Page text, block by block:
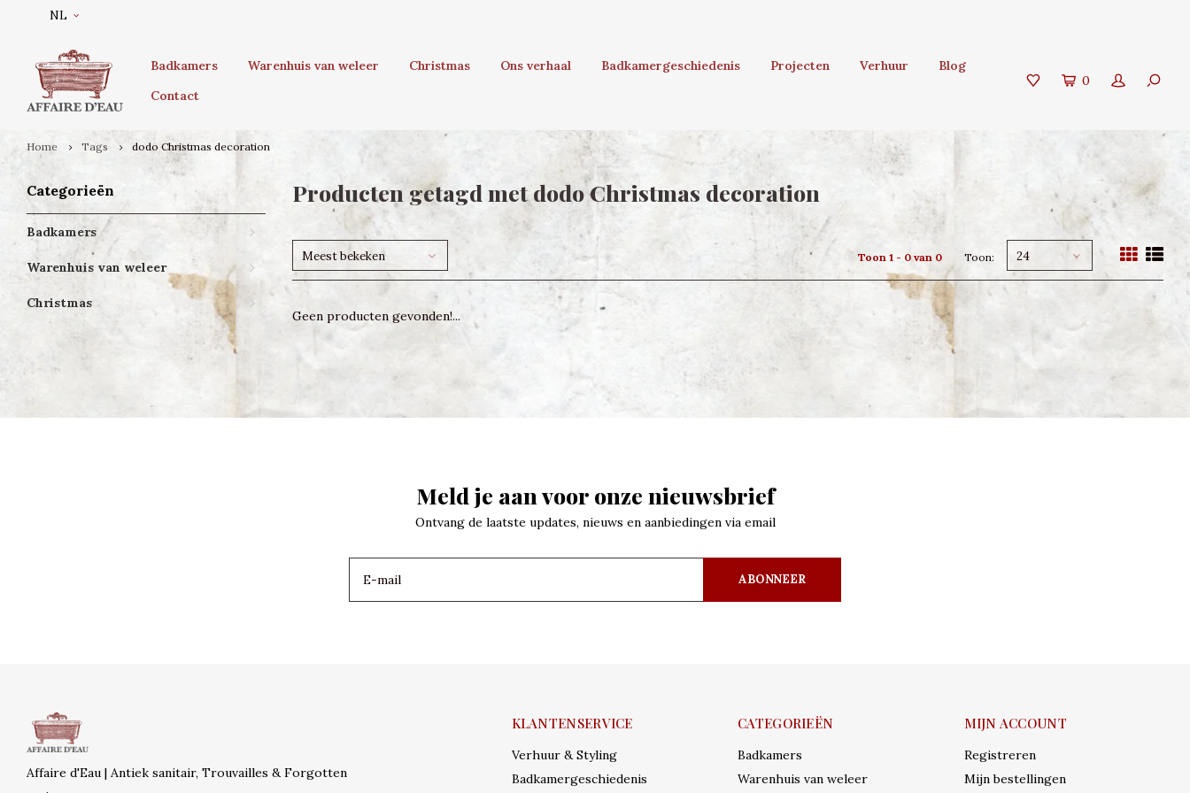
NL
Badkamers Warenhuis van weleer Christmas Ons verhaal Badkamergeschiedenis Projecten Verhuur
Blog
Contact
0
Home Tags dodo Christmas decoration
Categorieën
Badkamers
Warenhuis van weleer
Christmas
Producten getagd met dodo Christmas decoration
Meest bekeken Toon 1 - 0 van 0 Toon: 24
Geen producten gevonden!...
Meld je aan voor onze nieuwsbrief
Ontvang de laatste updates, nieuws en aanbiedingen via email
ABONNEER
Affaire d'Eau | Antiek sanitair, Trouvailles & Forgotten
KLANTENSERVICE
Verhuur & Styling
Badkamergeschiedenis
CATEGORIEËN
Badkamers
Warenhuis van weleer
MIJN ACCOUNT
Registreren
Mijn bestellingen